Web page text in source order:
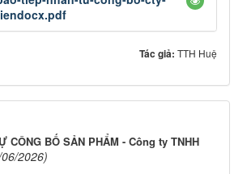
Tác giả: TTH Huệ
CÔNG BỐ SẢN PHẨM - Công ty TNHH
2026)